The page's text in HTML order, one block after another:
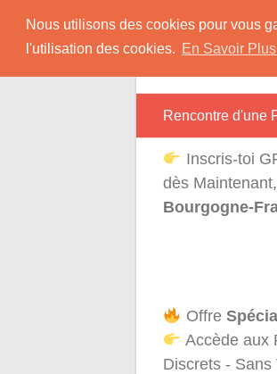
Nous utilisons des cookies pour vous
l'utilisation des cookies. En Savoir Plus
contentRencontrez Une
Rencontre d'une
Inscris-toi
dès
Bourgogne-
Offre
Accède aux
Discrets - Sans